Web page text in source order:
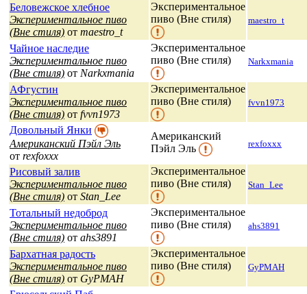
Беловежское хлебное
Экспериментальное пиво
(Вне стиля) от maestro_t
Экспериментальное
пиво (Вне стиля)
maestro_t
Чайное наследие
Экспериментальное пиво
(Вне стиля) от Narkxmania
Экспериментальное
пиво (Вне стиля)
Narkxmania
АФгустин
Экспериментальное пиво
(Вне стиля) от fvvn1973
Экспериментальное
пиво (Вне стиля)
fvvn1973
Довольный Янки
Американский Пэйл Эль
от rexfoxxx
Американский
Пэйл Эль
rexfoxxx
Рисовый залив
Экспериментальное пиво
(Вне стиля) от Stan_Lee
Экспериментальное
пиво (Вне стиля)
Stan_Lee
Тотальный недоброд
Экспериментальное пиво
(Вне стиля) от ahs3891
Экспериментальное
пиво (Вне стиля)
ahs3891
Бархатная радость
Экспериментальное пиво
(Вне стиля) от GyPMAH
Экспериментальное
пиво (Вне стиля)
GyPMAH